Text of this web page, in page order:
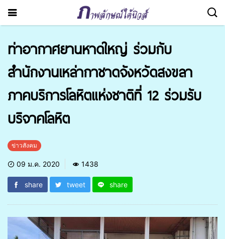
ท่าอากาศยานหาดใหญ่ ร่วมกับ
สำนักงานเหล่ากาชาดจังหวัดสงขลา
ภาคบริการโลหิตแห่งชาติที่ 12 ร่วมรับ
บริจาคโลหิต
ข่าวสังคม
09 ม.ค. 2020 1438
share tweet share